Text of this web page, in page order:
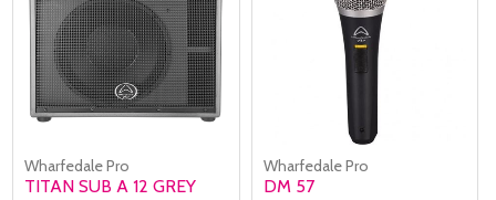
Wharfedale Pro
TITAN SUB A 12 GREY
Wharfedale Pro
DM 57